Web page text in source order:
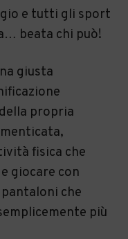
e tutti gli sport
beata chi può!
giusta
propria
fisica che
giocare con
che
più